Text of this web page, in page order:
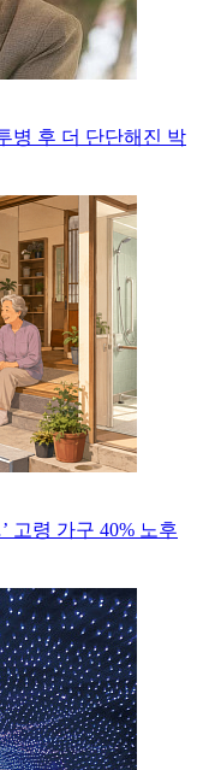
병 후 더 단단해진 박
고령 가구 40% 노후